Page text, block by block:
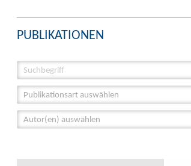
PUBLIKATIONEN
Publikationsart auswählen
Autor(en) auswählen